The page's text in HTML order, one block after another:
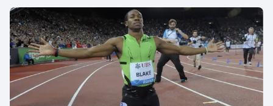
Rychlostní kanoistika
Short track
Sportovní střelba